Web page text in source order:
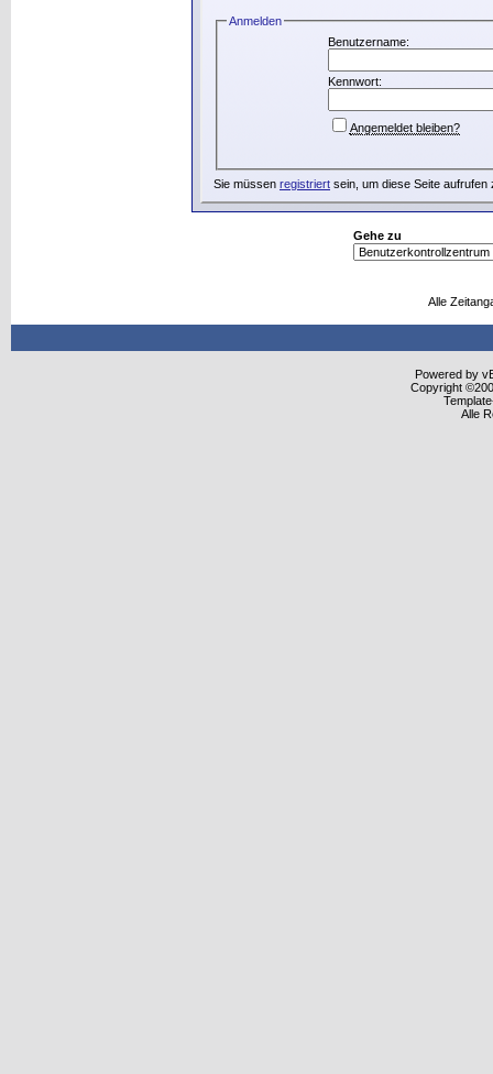
Anmelden
Benutzername:
Kennwort:
Angemeldet bleiben?
Sie müssen registriert sein, um diese Seite aufrufen
Gehe zu
Alle
Powered by
Copyright
Alle